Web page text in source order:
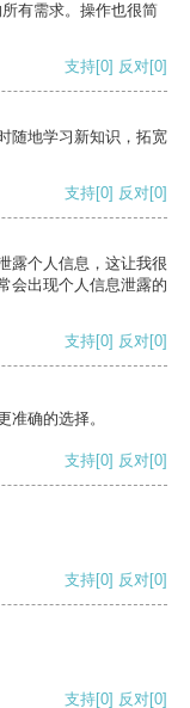
有需求。操作也很简
支持[0] 反对[0]
随地学习新知识，拓宽
支持[0] 反对[0]
露个人信息，这让我很
会出现个人信息泄露的
支持[0] 反对[0]
准确的选择。
支持[0] 反对[0]
支持[0] 反对[0]
支持[0] 反对[0]